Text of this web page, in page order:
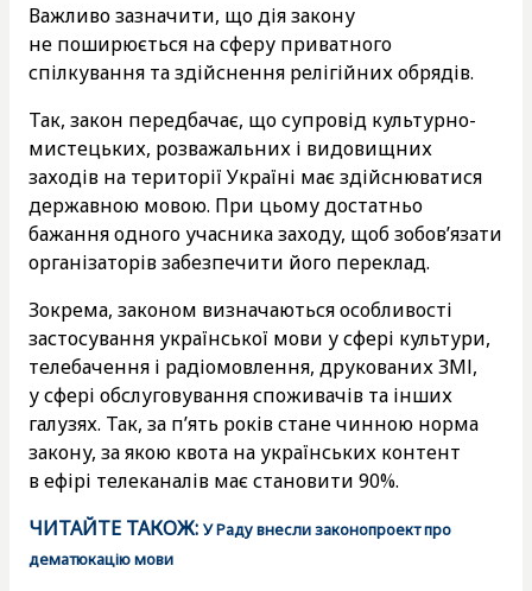
Важливо зазначити, що дія закону
не поширюється на сферу приватного
спілкування та здійснення релігійних обрядів.
Так, закон передбачає, що супровід культурно-
мистецьких, розважальних і видовищних
заходів на території Україні має здійснюватися
державною мовою. При цьому достатньо
бажання одного учасника заходу, щоб зобов’язати
організаторів забезпечити його переклад.
Зокрема, законом визначаються особливості
застосування української мови у сфері культури,
телебачення і радіомовлення, друкованих ЗМІ,
у сфері обслуговування споживачів та інших
галузях. Так, за п’ять років стане чинною норма
закону, за якою квота на українських контент
в ефірі телеканалів має становити 90%.
ЧИТАЙТЕ ТАКОЖ: У Раду внесли законопроект про
дематюкацію мови